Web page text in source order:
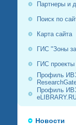
Партнеры и
Поиск по
Карта сайта
ГИС "Зоны
ГИС проекты
Профиль
Профиль
Новости